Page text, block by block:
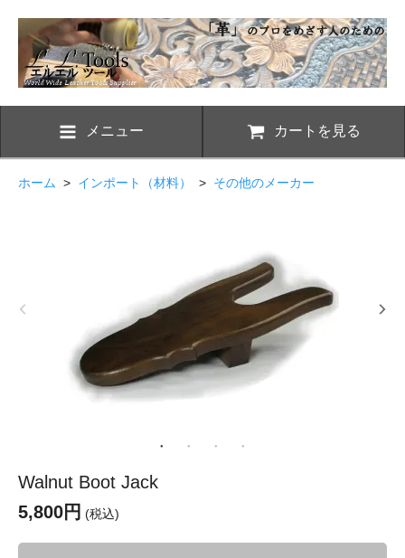
メニュー カートを見る
ホーム > インポート（材料） > その他のメーカー
Walnut Boot Jack
5,800円 (税込)